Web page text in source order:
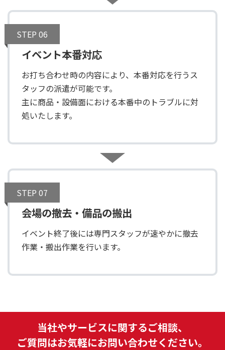
STEP 06
イベント本番対応
お打ち合わせ時の内容により、本番対応を行うス
タッフの派遣が可能です。
主に商品・設備面における本番中のトラブルに対
処いたします。
STEP 07
会場の撤去・備品の搬出
イベント終了後には専門スタッフが速やかに撤去
作業・搬出作業を行います。
当社やサービスに関するご相談、
ご質問はお気軽にお問い合わせください。